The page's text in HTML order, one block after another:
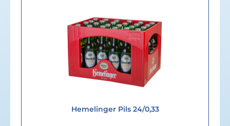
Hemelinger Pils 24/0,33